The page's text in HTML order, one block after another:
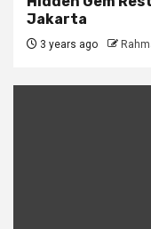
Jakarta
3 years ago